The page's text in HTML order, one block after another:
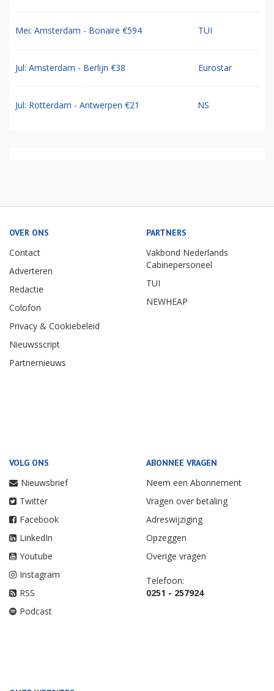
Mei: Amsterdam - Bonaire €594 TUI
Jul: Amsterdam - Berlijn €38 Eurostar
Jul: Rotterdam - Antwerpen €21 NS
OVER ONS
Contact
Adverteren
Redactie
Colofon
Privacy & Cookiebeleid
Nieuwsscript
Partnernieuws
PARTNERS
Vakbond Nederlands
Cabinepersoneel
TUI
NEWHEAP
VOLG ONS
Nieuwsbrief
Twitter
Facebook
LinkedIn
Youtube
Instagram
RSS
Podcast
ABONNEE VRAGEN
Neem een Abonnement
Vragen over betaling
Adreswijziging
Opzeggen
Overige vragen
Telefoon:
0251 - 257924